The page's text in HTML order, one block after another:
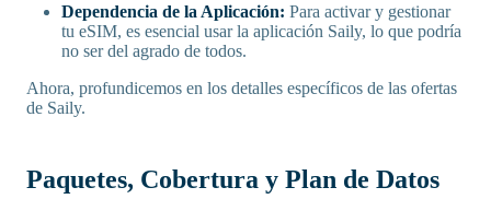
Dependencia de la Aplicación: Para activar y gestionar
tu eSIM, es esencial usar la aplicación Saily, lo que podría
no ser del agrado de todos.
Ahora, profundicemos en los detalles específicos de las ofertas
de Saily.
Paquetes, Cobertura y Plan de Datos